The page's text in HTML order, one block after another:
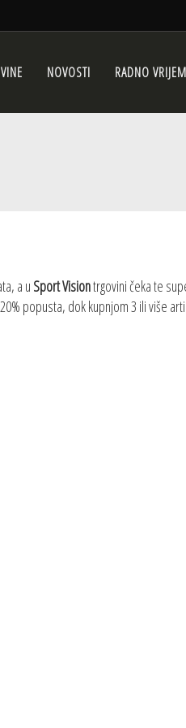
NOVOSTI RADNO
a u Sport Visiontrgovini čeka te
popusta, dok kupnjom 3 ili više